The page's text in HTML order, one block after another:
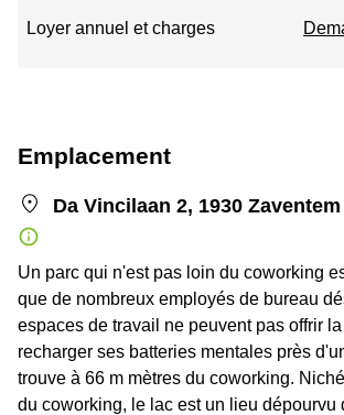
Loyer annuel et charges
Emplacement
Da Vincilaan 2, 1930 Zaventem
Un parc qui n'est pas loin du coworking
que de nombreux employés de bureau
espaces de travail ne peuvent pas offrir
recharger ses batteries mentales près
trouve à 66 m mètres du coworking.
du coworking, le lac est un lieu dépourvu